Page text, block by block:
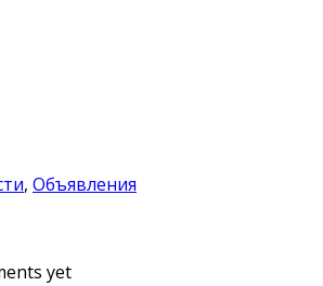
, Объявления
yet